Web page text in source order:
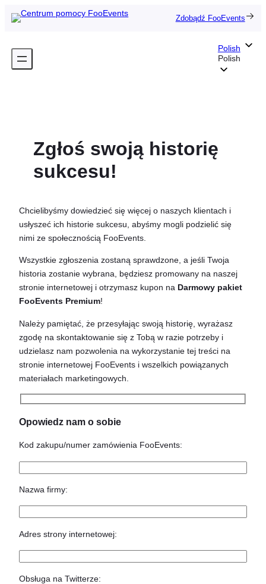
Przejdź
do
Zdobądź FooEvents
Polish
Polish
Zgłoś swoją historię
sukcesu!
Chcielibyśmy dowiedzieć się więcej o naszych klientach i
usłyszeć ich historie sukcesu, abyśmy mogli podzielić się
nimi ze społecznością FooEvents.
Wszystkie zgłoszenia zostaną sprawdzone, a jeśli Twoja
historia zostanie wybrana, będziesz promowany na naszej
stronie internetowej i otrzymasz kupon na Darmowy pakiet
FooEvents Premium!
Należy pamiętać, że przesyłając swoją historię, wyrażasz
zgodę na skontaktowanie się z Tobą w razie potrzeby i
udzielasz nam pozwolenia na wykorzystanie tej treści na
stronie internetowej FooEvents i wszelkich powiązanych
materiałach marketingowych.
Opowiedz nam o sobie
Kod zakupu/numer zamówienia FooEvents:
Nazwa firmy:
Adres strony internetowej:
Obsługa na Twitterze: